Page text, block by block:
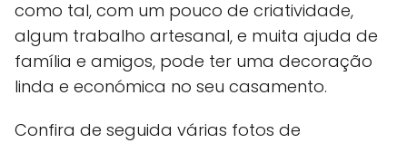
como tal, com um pouco de criatividade,
algum trabalho artesanal, e muita ajuda de
família e amigos, pode ter uma decoração
linda e económica no seu casamento.
Confira de seguida várias fotos de